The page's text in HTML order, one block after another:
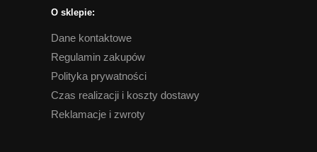
O sklepie:
Dane kontaktowe
Regulamin zakupów
Polityka prywatności
Czas realizacji i koszty dostawy
Reklamacje i zwroty